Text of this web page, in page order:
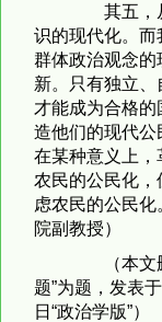
其五，从
识的现代化。而
群体政治观念
新。只有独立、
才能成为合格
造他们的现代公
在某种意义上
农民的公民化
虑农民的公民
院副教授）
（本文删
题”为题，发表
日“政治学版”）